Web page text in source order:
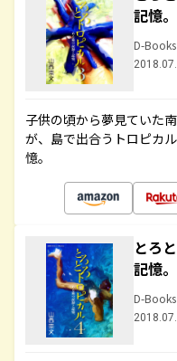
記憶
D-Books
子供の頃から夢見ていた
が、島で出合うトロピカ
憶。
とろ
記憶
D-Books